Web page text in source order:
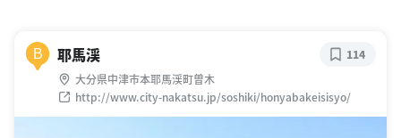
B 耶馬渓
大分県中津市本耶馬渓町曽木
http://www.city-nakatsu.jp/soshiki/honyabakeisisyo/
114